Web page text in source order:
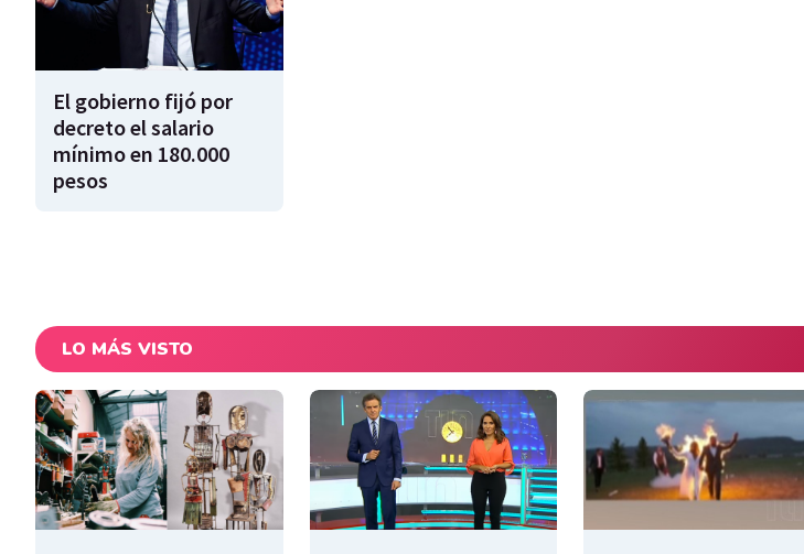
El gobierno fijó por
decreto el salario
mínimo en 180.000
pesos
LO MÁS VISTO